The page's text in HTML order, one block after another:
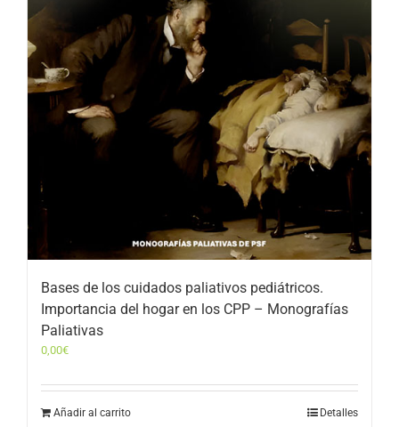
Bases de los cuidados paliativos pediátricos.
Importancia del hogar en los CPP – Monografías
Paliativas
0,00€
Añadir al carrito Detalles